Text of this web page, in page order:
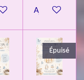
au panierAjouter au
Épuisé